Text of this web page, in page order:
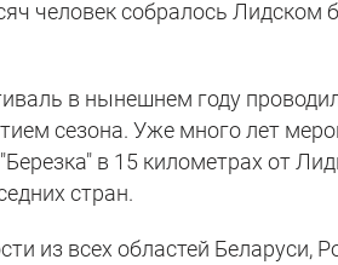
человек собралось Лидском
в нынешнем году
сезона. Уже много лет
в 15 километрах от
стран.
из всех областей Беларуси,